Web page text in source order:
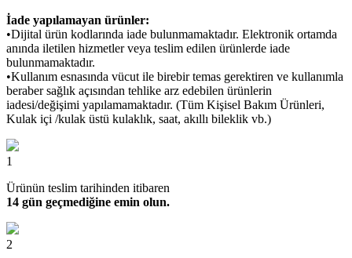
İade yapılamayan ürünler:
•Dijital ürün kodlarında iade bulunmamaktadır. Elektronik ortamda
anında iletilen hizmetler veya teslim edilen ürünlerde iade
bulunmamaktadır.
•Kullanım esnasında vücut ile birebir temas gerektiren ve kullanımla
beraber sağlık açısından tehlike arz edebilen ürünlerin
iadesi/değişimi yapılamamaktadır. (Tüm Kişisel Bakım Ürünleri,
Kulak içi /kulak üstü kulaklık, saat, akıllı bileklik vb.)
1
Ürünün teslim tarihinden itibaren
14 gün geçmediğine emin olun.
2